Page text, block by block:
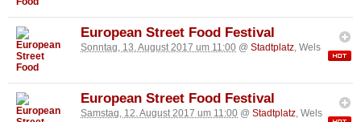
European Street Food Festival
Sonntag, 13. August 2017 um 11:00 @ Stadtplatz, Wels
European Street Food Festival
Samstag, 12. August 2017 um 11:00 @ Stadtplatz, Wels